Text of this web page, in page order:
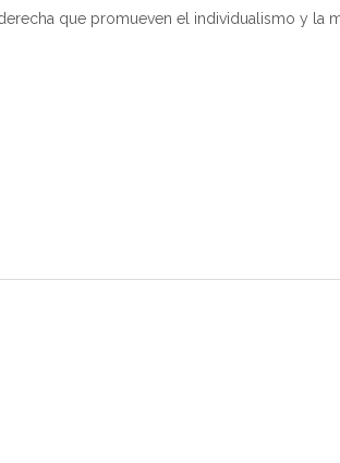
que promueven el individualismo y la